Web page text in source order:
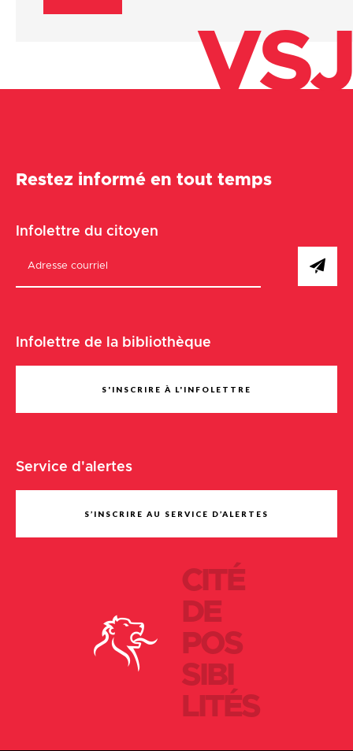
VSJ
CITÉ
DE
POS
SIBI
LITÉS
Restez informé en tout temps
Infolettre du citoyen
Infolettre de la bibliothèque
S'INSCRIRE À L'INFOLETTRE
Service d'alertes
S’INSCRIRE AU SERVICE D’ALERTES